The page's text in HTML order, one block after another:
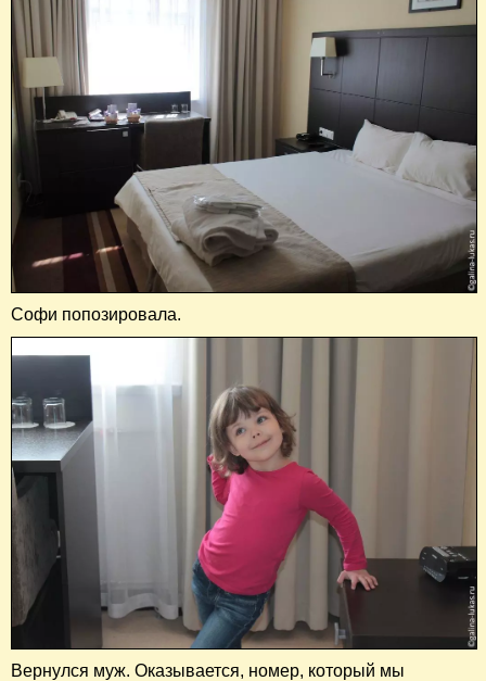
Софи попозировала.
Вернулся муж. Оказывается, номер, который мы